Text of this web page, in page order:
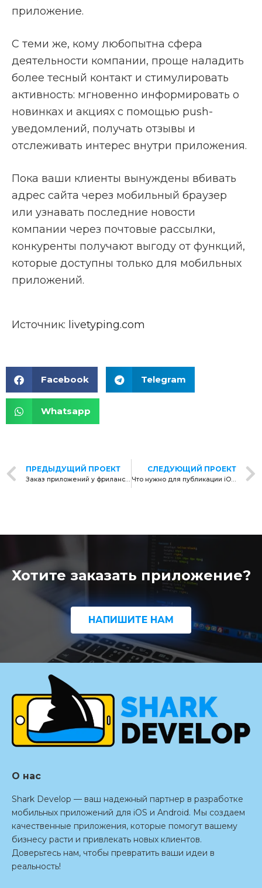
приложение.
С теми же, кому любопытна сфера
деятельности компании, проще наладить
более тесный контакт и стимулировать
активность: мгновенно информировать о
новинках и акциях с помощью push-
уведомлений, получать отзывы и
отслеживать интерес внутри приложения.
Пока ваши клиенты вынуждены вбивать
адрес сайта через мобильный браузер
или узнавать последние новости
компании через почтовые рассылки,
конкуренты получают выгоду от функций,
которые доступны только для мобильных
приложений.
Источник: livetyping.com
Facebook Telegram
Whatsapp
ПРЕДЫДУЩИЙ ПРОЕКТ СЛЕДУЮЩИЙ ПРОЕКТ
Что нужно для публикации iOS-приложения в App Store
Хотите заказать приложение?
НАПИШИТЕ НАМ
О нас
Shark Develop — ваш надежный партнер в разработке
мобильных приложений для iOS и Android. Мы создаем
качественные приложения, которые помогут вашему
бизнесу расти и привлекать новых клиентов.
Доверьтесь нам, чтобы превратить ваши идеи в
реальность!